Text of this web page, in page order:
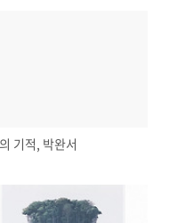
기적, 박완서